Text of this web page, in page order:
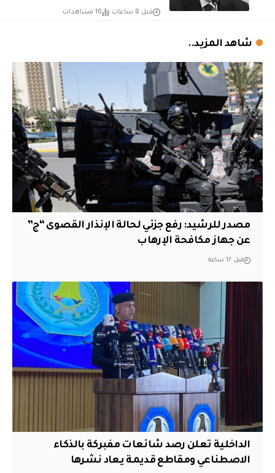
قبل 8 ساعات 16 مشاهدات
شاهد المزيد..
مصدر للرشيد: رفع جزئي لحالة الإنذار القصوى “ج”
عن جهاز مكافحة الإرهاب
قبل 17 ساعة
الداخلية تعلن رصد شائعات مفبركة بالذكاء
الاصطناعي ومقاطع قديمة يعاد نشرها